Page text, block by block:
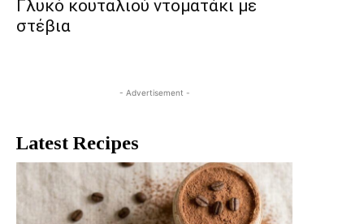
Γλυκό κουταλιού ντοματάκι με
στέβια
- Advertisement -
Latest Recipes